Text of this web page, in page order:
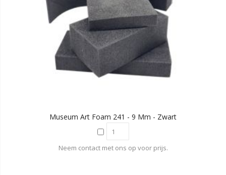
Museum Art Foam 241 - 9 Mm - Zwart
Neem contact met ons op voor prijs.